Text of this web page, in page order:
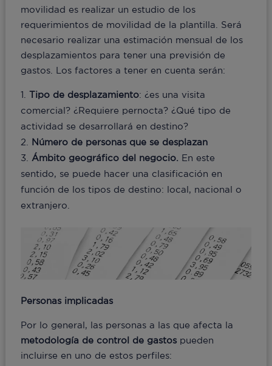
movilidad es realizar un estudio de los
requerimientos de movilidad de la plantilla. Será
necesario realizar una estimación mensual de los
desplazamientos para tener una previsión de
gastos. Los factores a tener en cuenta serán:
Tipo de desplazamiento: ¿es una visita
comercial? ¿Requiere pernocta? ¿Qué tipo de
actividad se desarrollará en destino?
Número de personas que se desplazan
Ámbito geográfico del negocio. En este
sentido, se puede hacer una clasificación en
función de los tipos de destino: local, nacional o
extranjero.
Personas implicadas
Por lo general, las personas a las que afecta la
metodología de control de gastospueden
incluirse en uno de estos perfiles: